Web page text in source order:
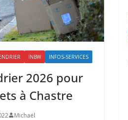
INBW INFOS-SERVICES
2026 pour
à Chastre
Michaël